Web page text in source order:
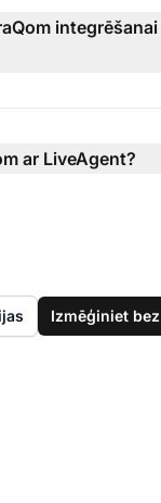
integrēšanai
ar LiveAgent?
Izmēģiniet